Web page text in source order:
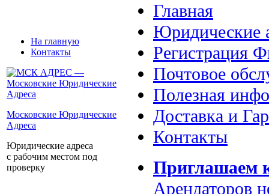
На главную
Контакты
Московские Юридические
Адреса
Юридические адреса
с рабочим местом под
проверку
Главная
Юридические
Регистрация
Почтовое
Полезная
Доставка и
Контакты
Приглашаем
Арендаторов